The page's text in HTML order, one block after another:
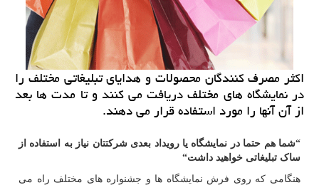
اكثر مصرف كنندگان محصولات و هدایای تبلیغاتی مختلف را
در نمایشگاه های مختلف دریافت می كنند و تا مدت ها بعد
از آن آنها را مورد استفاده قرار می دهند.
“شما هم حتمادر نمایشگاه یا رویداد بعدی شرکتتان نیاز به استفاده از
ساک تبلیغاتی خواهید داشت“
هنگامی که روی فرش نمایشگاه ها و جشنواره های مختلف راه می